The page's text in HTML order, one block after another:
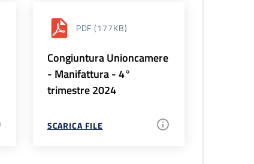
PDF (177KB)
Congiuntura Unioncamere
- Manifattura - 4°
trimestre 2024
SCARICA FILE